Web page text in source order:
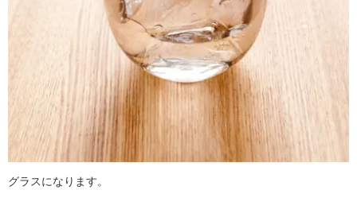
グラスになります。